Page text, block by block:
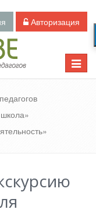
Авторизация
Toggle